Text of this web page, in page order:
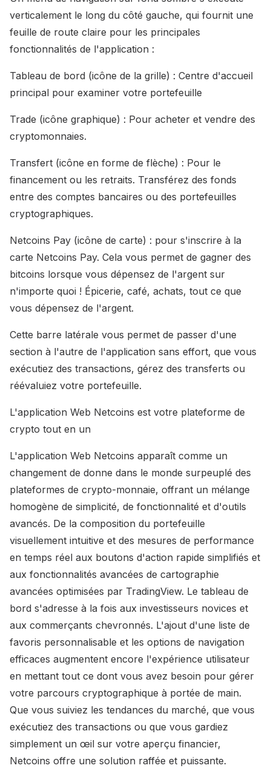
verticalement le long du côté gauche, qui fournit une
feuille de route claire pour les principales
fonctionnalités de l'application :
Tableau de bord (icône de la grille) : Centre d'accueil
principal pour examiner votre portefeuille
Trade (icône graphique) : Pour acheter et vendre des
cryptomonnaies.
Transfert (icône en forme de flèche) : Pour le
financement ou les retraits. Transférez des fonds
entre des comptes bancaires ou des portefeuilles
cryptographiques.
Netcoins Pay (icône de carte) : pour s'inscrire à la
carte Netcoins Pay. Cela vous permet de gagner des
bitcoins lorsque vous dépensez de l'argent sur
n'importe quoi ! Épicerie, café, achats, tout ce que
vous dépensez de l'argent.
Cette barre latérale vous permet de passer d'une
section à l'autre de l'application sans effort, que vous
exécutiez des transactions, gérez des transferts ou
réévaluiez votre portefeuille.
L'application Web Netcoins est votre plateforme de
crypto tout en un
L'application Web Netcoins apparaît comme un
changement de donne dans le monde surpeuplé des
plateformes de crypto-monnaie, offrant un mélange
homogène de simplicité, de fonctionnalité et d'outils
avancés. De la composition du portefeuille
visuellement intuitive et des mesures de performance
en temps réel aux boutons d'action rapide simplifiés et
aux fonctionnalités avancées de cartographie
avancées optimisées par TradingView. Le tableau de
bord s'adresse à la fois aux investisseurs novices et
aux commerçants chevronnés. L'ajout d'une liste de
favoris personnalisable et les options de navigation
efficaces augmentent encore l'expérience utilisateur
en mettant tout ce dont vous avez besoin pour gérer
votre parcours cryptographique à portée de main.
Que vous suiviez les tendances du marché, que vous
exécutiez des transactions ou que vous gardiez
simplement un œil sur votre aperçu financier,
Netcoins offre une solution raffée et puissante.